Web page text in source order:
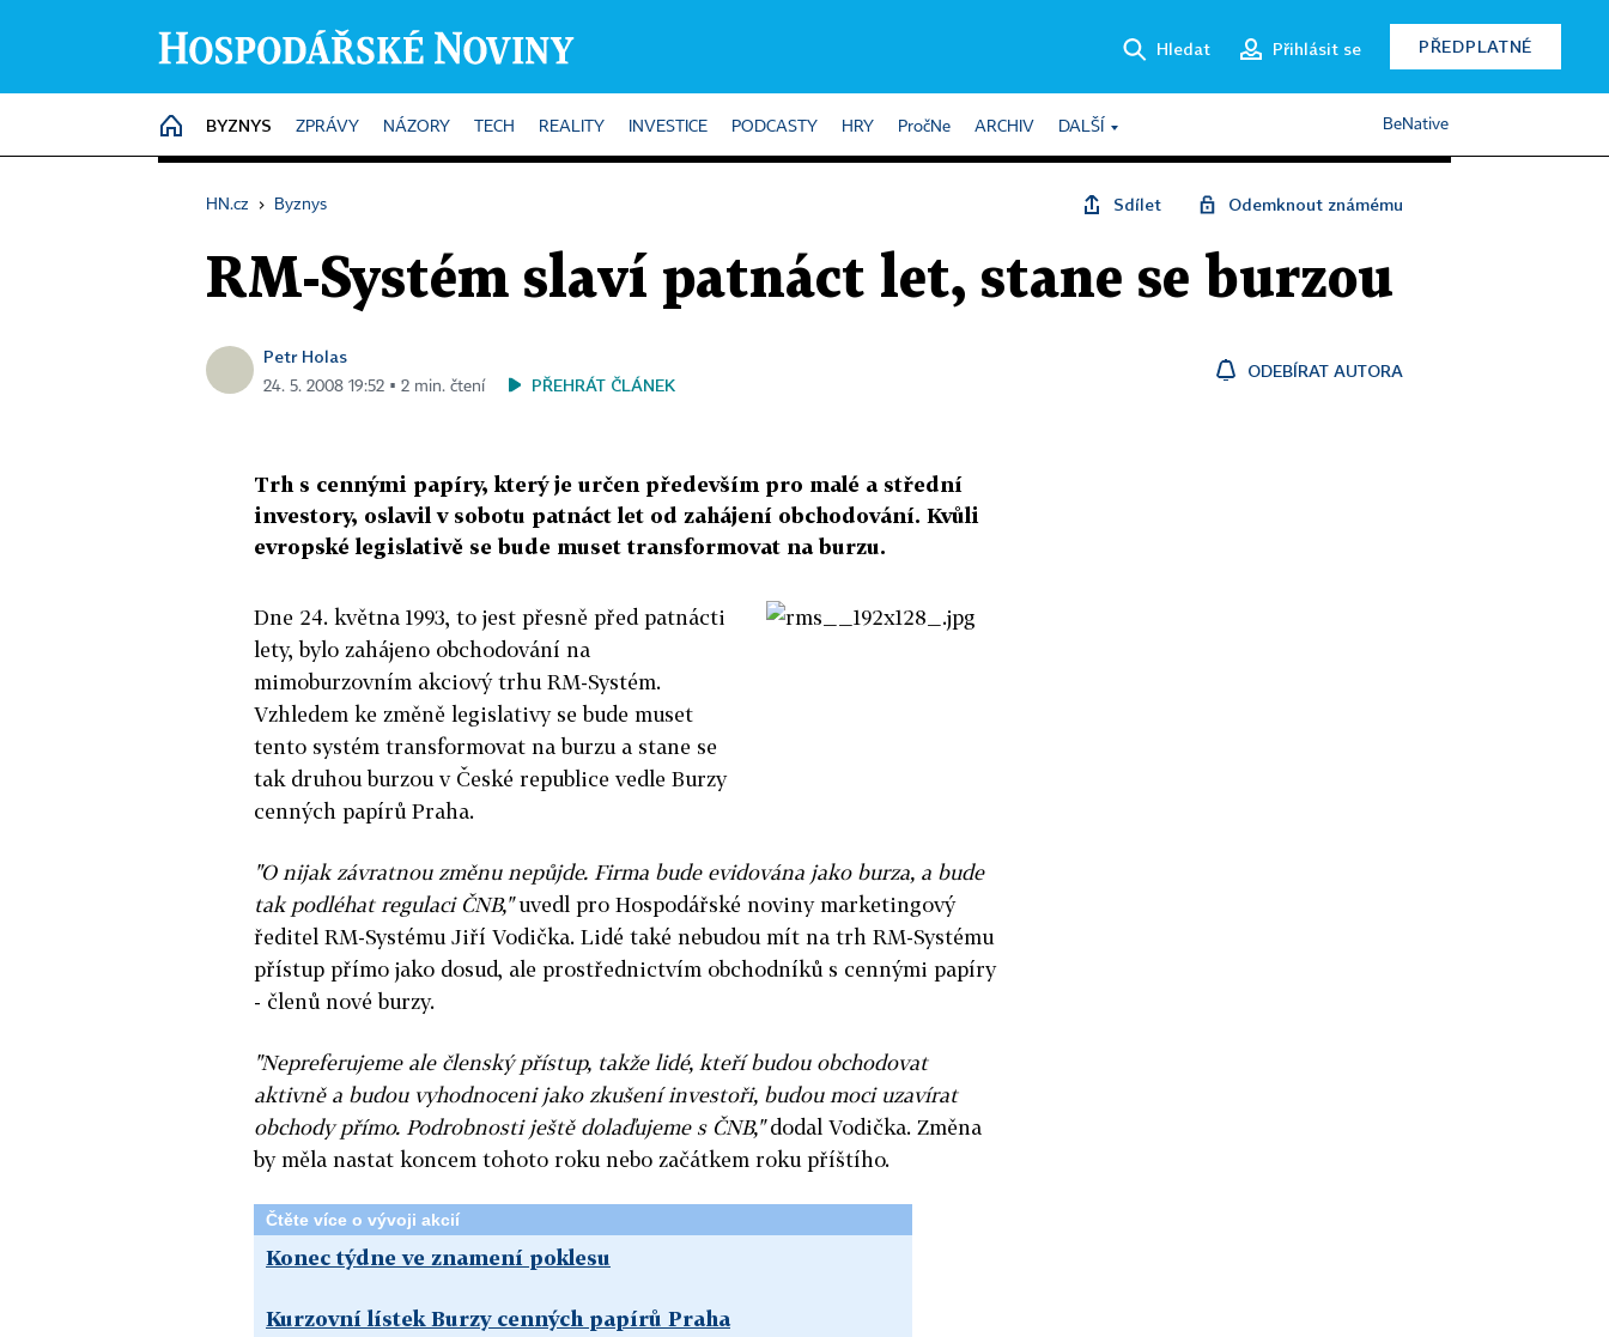
Hledat Přihlásit se PŘEDPLATNÉ
HOME
BYZNYS ZPRÁVY NÁZORY TECH REALITY INVESTICE PODCASTY HRY PročNe ARCHIV DALŠÍ BeNative
HN.cz › Byznys Sdílet Odemknout známému
RM-Systém slaví patnáct let, stane se burzou
Petr Holas
24. 5. 2008 19:52 ▪ 2 min. čtení PŘEHRÁT ČLÁNEK
ODEBÍRAT AUTORA
Trh s cennými papíry, který je určen především pro malé a střední
investory, oslavil v sobotu patnáct let od zahájení obchodování. Kvůli
evropské legislativě se bude muset transformovat na burzu.
Dne 24. května 1993, to jest přesně před patnácti
lety, bylo zahájeno obchodování na
mimoburzovním akciový trhu RM-Systém.
Vzhledem ke změně legislativy se bude muset
tento systém transformovat na burzu a stane se
tak druhou burzou v České republice vedle Burzy
cenných papírů Praha.
"O nijak závratnou změnu nepůjde. Firma bude evidována jako burza, a bude
tak podléhat regulaci ČNB,"uvedl pro Hospodářské noviny marketingový
ředitel RM-Systému Jiří Vodička. Lidé také nebudou mít na trh RM-Systému
přístup přímo jako dosud, ale prostřednictvím obchodníků s cennými papíry
- členů nové burzy.
"Nepreferujeme ale členský přístup, takže lidé, kteří budou obchodovat
aktivně a budou vyhodnoceni jako zkušení investoři, budou moci uzavírat
obchody přímo. Podrobnosti ještě dolaďujeme s ČNB,"dodal Vodička. Změna
by měla nastat koncem tohoto roku nebo začátkem roku příštího.
Čtěte více o vývoji akcií
Konec týdne ve znamení poklesu
Kurzovní lístek Burzy cenných papírů Praha